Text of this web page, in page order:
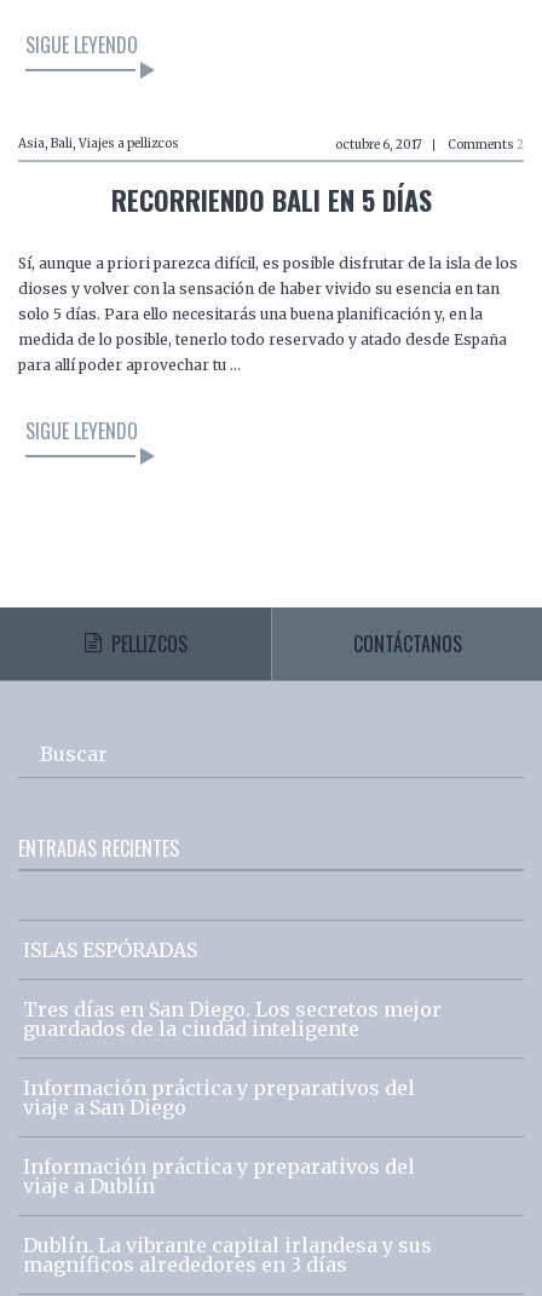
SIGUE LEYENDO
Asia Bali Viajes a pellizcos octubre 6, 2017 Comments 2
RECORRIENDO BALI EN 5 DÍAS
Sí, aunque a priori parezca difícil, es posible disfrutar de la isla de los
dioses y volver con la sensación de haber vivido su esencia en tan
solo 5 días. Para ello necesitarás una buena planificación y, en la
medida de lo posible, tenerlo todo reservado y atado desde España
para allí poder aprovechar tu …
SIGUE LEYENDO
PELLIZCOS CONTÁCTANOS
Buscar
ENTRADAS RECIENTES
ISLAS ESPÓRADAS
Tres días en San Diego. Los secretos mejor
guardados de la ciudad inteligente
Información práctica y preparativos del
viaje a San Diego
Información práctica y preparativos del
viaje a Dublín
Dublín. La vibrante capital irlandesa y sus
magníficos alrededores en 3 días